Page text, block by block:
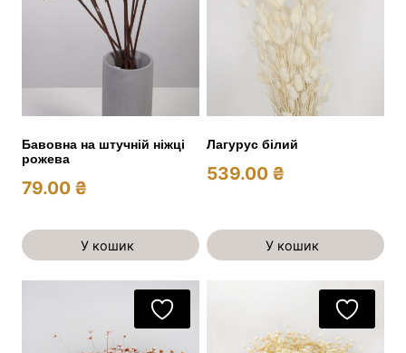
Бавовна на штучній ніжці
рожева
79.00 ₴
У кошик
Лагурус білий
539.00 ₴
У кошик